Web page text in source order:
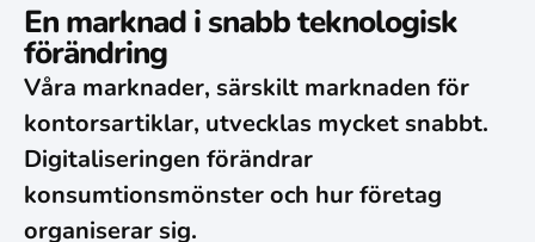
En marknad i snabb teknologisk
förändring
Våra marknader, särskilt marknaden för
kontorsartiklar, utvecklas mycket snabbt.
Digitaliseringen förändrar
konsumtionsmönster och hur företag
organiserar sig.